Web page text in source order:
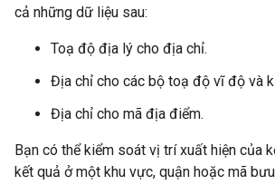
cả những dữ liệu sau:
Toạ độ địa lý cho địa chỉ.
Địa chỉ cho các bộ toạ độ vĩ độ và
Địa chỉ cho mã địa điểm.
Bạn có thể kiểm soát vị trí xuất hiện của
kết quả ở một khu vực, quận hoặc mã